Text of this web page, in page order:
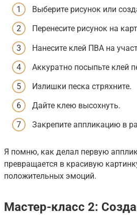
Выберите рисунок или
Перенесите рисунок на
Нанесите клей ПВА на
Аккуратно посыпьте клей
Излишки песка стряхните.
Дайте клею высохнуть.
Закрепите аппликацию в
Я помню, как делал первую
превращается в красивую
положительных эмоций.
Мастер-класс 2: